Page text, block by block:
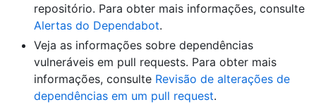
repositório. Para obter mais informações, consulte
Alertas do Dependabot.
Veja as informações sobre dependências
vulneráveis em pull requests. Para obter mais
informações, consulte Revisão de alterações de
dependências em um pull request.